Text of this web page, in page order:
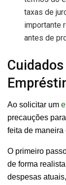
taxas de
importante
antes de
Ao solicitar um
precauções
feita de
O primeiro
de forma
despesas